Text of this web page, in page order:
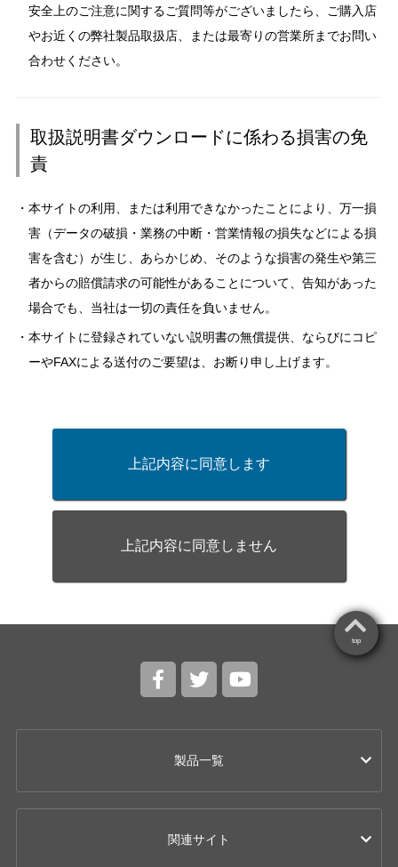
安全上のご注意に関するご質問等がございましたら、ご購入店
やお近くの弊社製品取扱店、または最寄りの営業所までお問い
合わせください。
取扱説明書ダウンロードに係わる損害の免
責
本サイトの利用、または利用できなかったことにより、万一損
害（データの破損・業務の中断・営業情報の損失などによる損
害を含む）が生じ、あらかじめ、そのような損害の発生や第三
者からの賠償請求の可能性があることについて、告知があった
場合でも、当社は一切の責任を負いません。
本サイトに登録されていない説明書の無償提供、ならびにコピ
ーやFAXによる送付のご要望は、お断り申し上げます。
上記内容に同意します
上記内容に同意しません
製品一覧
関連サイト
top